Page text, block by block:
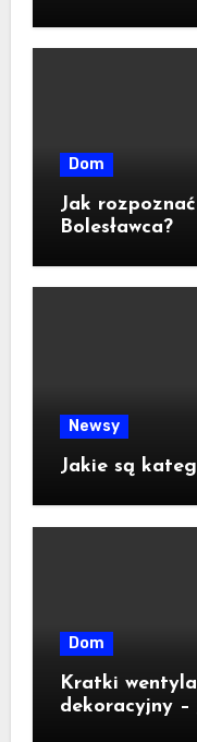
Dom
Jak
Bolesławca?
Newsy
Jakie są
Dom
Kratki
dekoracyjny